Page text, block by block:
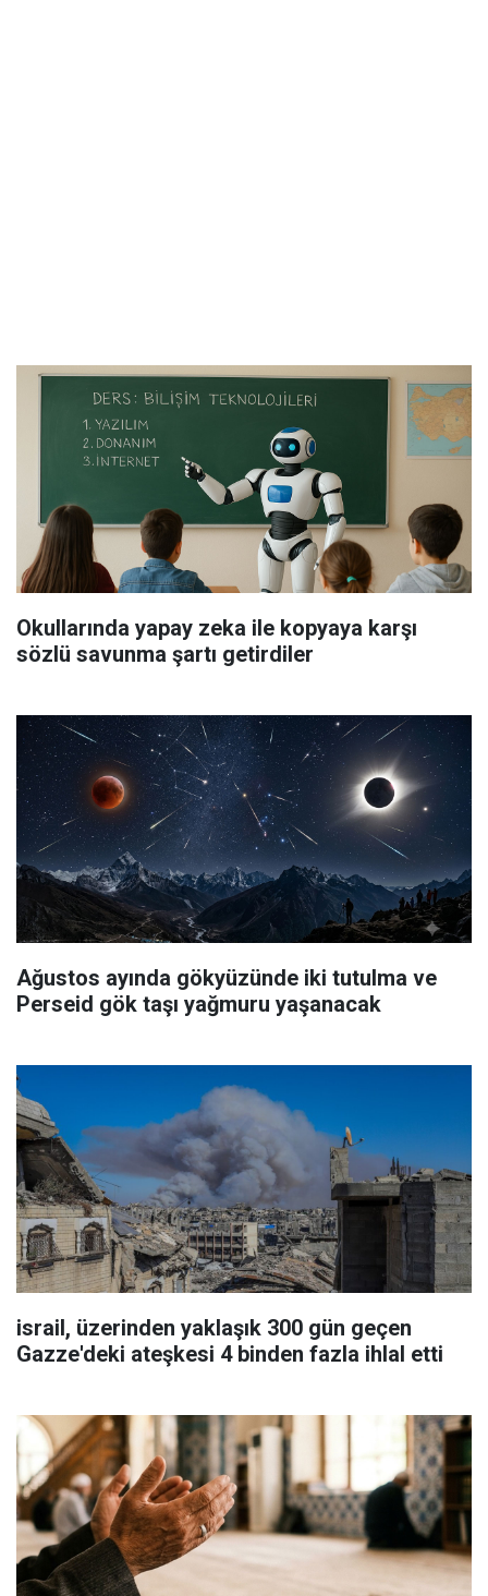
Okullarında yapay zeka ile kopyaya karşı
sözlü savunma şartı getirdiler
Ağustos ayında gökyüzünde iki tutulma ve
Perseid gök taşı yağmuru yaşanacak
israil, üzerinden yaklaşık 300 gün geçen
Gazze'deki ateşkesi 4 binden fazla ihlal etti